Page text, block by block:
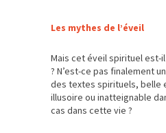
Les mythes de l’éveil
Mais cet éveil spirituel est-
? N’est-ce pas finalement
des textes spirituels, belle
illusoire ou inatteignable
cas dans cette vie ?